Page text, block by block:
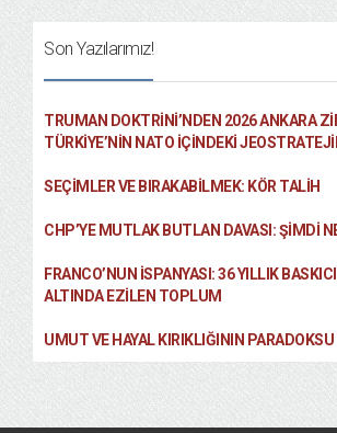
Son Yazılarımız!
TRUMAN DOKTRINI’NDEN 2026 ANKARA
TÜRKIYE’NIN NATO İÇINDEKI
SEÇIMLER VE BIRAKABILMEK: KÖR TALIH
CHP’YE MUTLAK BUTLAN DAVASI: ŞİMDİ
FRANCO’NUN İSPANYASI: 36 YILLIK
ALTINDA EZILEN TOPLUM
UMUT VE HAYAL KIRIKLIĞININ PARADOKSU